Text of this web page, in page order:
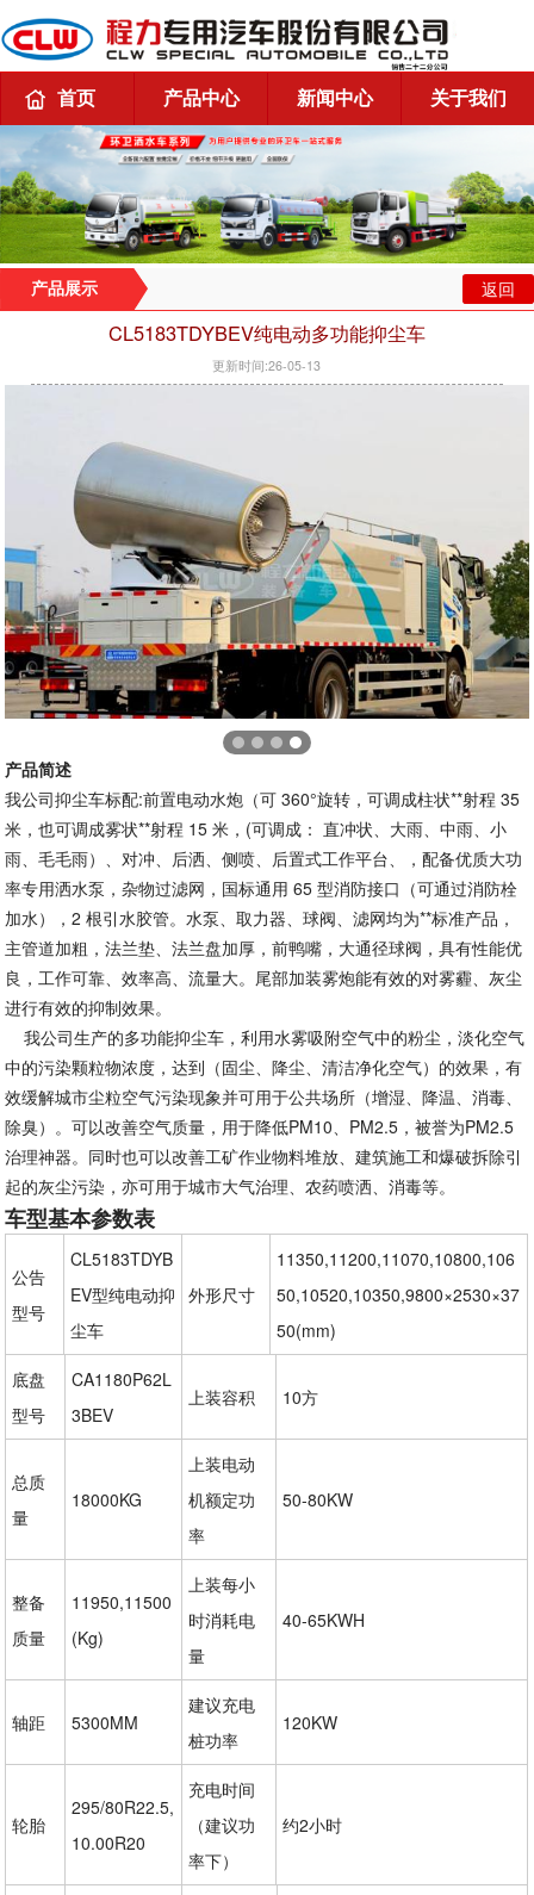
首页 产品中心 新闻中心 关于我们
产品展示 返回
CL5183TDYBEV纯电动多功能抑尘车
更新时间:26-05-13
产品简述
我公司抑尘车标配:前置电动水炮（可 360°旋转，可调成柱状**射程 35
米，也可调成雾状**射程 15 米，(可调成： 直冲状、大雨、中雨、小
雨、毛毛雨）、对冲、后洒、侧喷、后置式工作平台、，配备优质大功
率专用洒水泵，杂物过滤网，国标通用 65 型消防接口（可通过消防栓
加水），2 根引水胶管。水泵、取力器、球阀、滤网均为**标准产品，
主管道加粗，法兰垫、法兰盘加厚，前鸭嘴，大通径球阀，具有性能优
良，工作可靠、效率高、流量大。尾部加装雾炮能有效的对雾霾、灰尘
进行有效的抑制效果。
我公司生产的多功能抑尘车，利用水雾吸附空气中的粉尘，淡化空气
中的污染颗粒物浓度，达到（固尘、降尘、清洁净化空气）的效果，有
效缓解城市尘粒空气污染现象并可用于公共场所（增湿、降温、消毒、
除臭）。可以改善空气质量，用于降低PM10、PM2.5，被誉为PM2.5
治理神器。同时也可以改善工矿作业物料堆放、建筑施工和爆破拆除引
起的灰尘污染，亦可用于城市大气治理、农药喷洒、消毒等。
车型基本参数表
公告
型号
CL5183TDYB
EV型纯电动抑
尘车
外形尺寸
11350,11200,11070,10800,106
50,10520,10350,9800×2530×37
50(mm)
底盘
型号
CA1180P62L
3BEV
上装容积 10方
总质
量
18000KG
上装电动
机额定功
率
50-80KW
整备
质量
11950,11500
(Kg)
上装每小
时消耗电
量
40-65KWH
轴距 5300MM
建议充电
桩功率
120KW
轮胎
295/80R22.5,
10.00R20
充电时间
（建议功
率下）
约2小时